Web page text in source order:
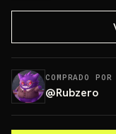
COMPRADO POR
@Rubzero